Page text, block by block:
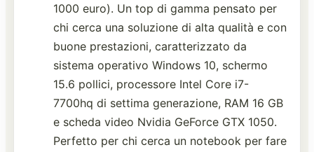
1000 euro). Un top di gamma pensato per
chi cerca una soluzione di alta qualità e con
buone prestazioni, caratterizzato da
sistema operativo Windows 10, schermo
15.6 pollici, processore Intel Core i7-
7700hq di settima generazione, RAM 16 GB
e scheda video Nvidia GeForce GTX 1050.
Perfetto per chi cerca un notebook per fare